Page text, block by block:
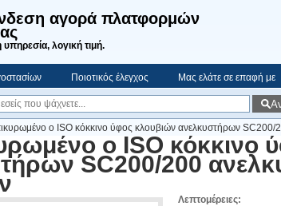
αγορά πλατφορμών
λογική τιμή.
Ποιοτικός έλεγχος Μας ελάτε σε επαφή με
ο ISO κόκκινο ύφος κλουβιών ανελκυστήρων SC200/
ο ISO κόκκινο
SC200/200
Λεπτομέρειες: